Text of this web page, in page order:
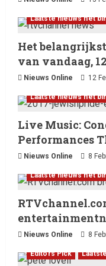
Laatste nieuws net
Het
van vandaag,
Nieuws Online 12
Laatste nieuws net
Live Music:
Performances
Nieuws Online 8
Laatste nieuws net
Nieuws Online 8
Editors Pick